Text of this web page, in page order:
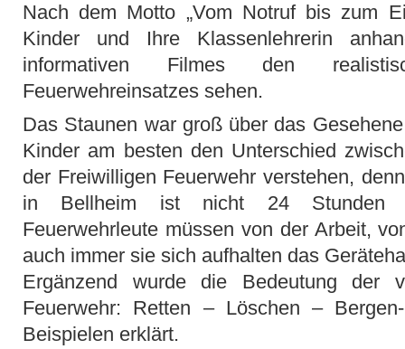
Nach dem Motto „Vom Notruf bis zum
Kinder und Ihre Klassenlehrerin
informativen Filmes den
Feuerwehreinsatzes sehen.
Das Staunen war groß über das
Kinder am besten den Unterschied
der Freiwilligen Feuerwehr verstehen,
in Bellheim ist nicht 24 Stunden
Feuerwehrleute müssen von der Arbeit,
auch immer sie sich aufhalten das
Ergänzend wurde die Bedeutung der
Feuerwehr: Retten – Löschen –
Beispielen erklärt.